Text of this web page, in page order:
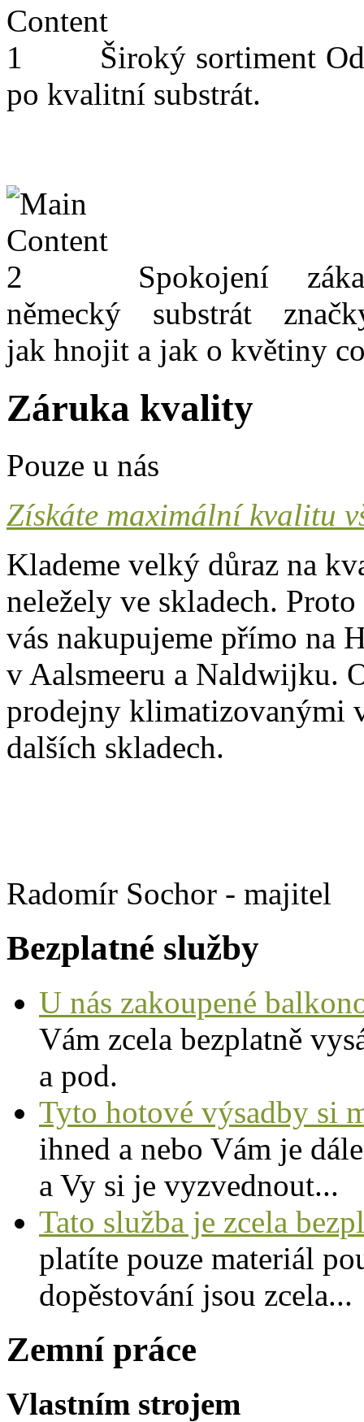
Široký sortiment
po kvalitní substrát.
Spokojení
německý substrát
jak hnojit a jak o květiny
Záruka kvality
Pouze u nás
Získáte maximální kvalitu
Klademe velký důraz na
neležely ve skladech.
vás nakupujeme přímo na
v Aalsmeeru a Naldwijku.
prodejny klimatizovanými
dalších skladech.
Radomír Sochor -
Bezplatné služby
U nás zakoupené
Vám zcela bezplatně
a pod.
Tyto hotové výsadby si
ihned a nebo Vám je
a Vy si je vyzvednout...
Tato služba je zcela
platíte pouze materiál
dopěstování jsou zcela...
Zemní práce
Vlastním strojem